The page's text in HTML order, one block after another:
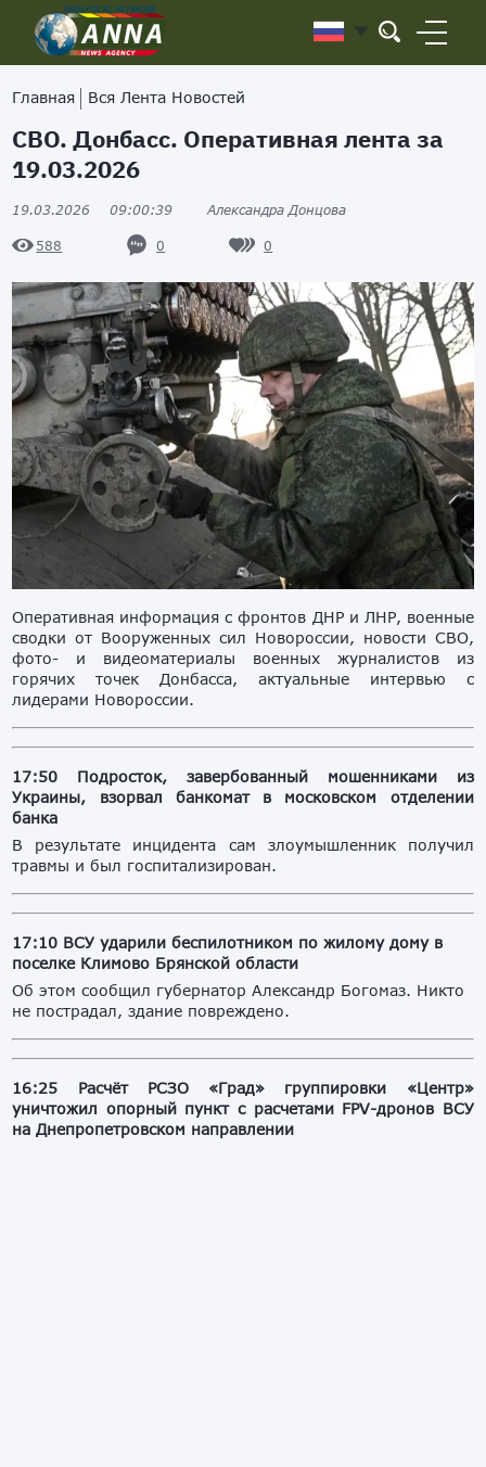
Главная Вся Лента Новостей
СВО. Донбасс. Оперативная лента за
19.03.2026
19.03.2026 09:00:39 Александра Донцова
588 0 0
Оперативная информация с фронтов ДНР и ЛНР, военные
сводки от Вооруженных сил Новороссии, новости СВО,
фото- и видеоматериалы военных журналистов из
горячих точек Донбасса, актуальные интервью с
лидерами Новороссии.
17:50 Подросток, завербованный мошенниками из
Украины, взорвал банкомат в московском отделении
банка
В результате инцидента сам злоумышленник получил
травмы и был госпитализирован.
17:10 ВСУ ударили беспилотником по жилому дому в
поселке Климово Брянской области
Об этом сообщил губернатор Александр Богомаз. Никто
не пострадал, здание повреждено.
16:25 Расчёт РСЗО «Град» группировки «Центр»
уничтожил опорный пункт с расчетами FPV-дронов ВСУ
на Днепропетровском направлении